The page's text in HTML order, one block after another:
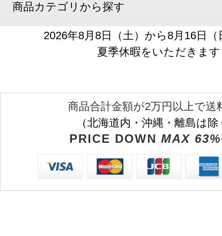
商品カテゴリから探す
2026年8月8日（土）から8月16日
夏季休暇をいただきます
商品合計金額が2万円以上で送
（北海道内・沖縄・離島は
PRICE DOWN MAX